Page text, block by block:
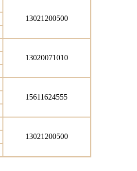
13021200500
13020071010
15611624555
13021200500